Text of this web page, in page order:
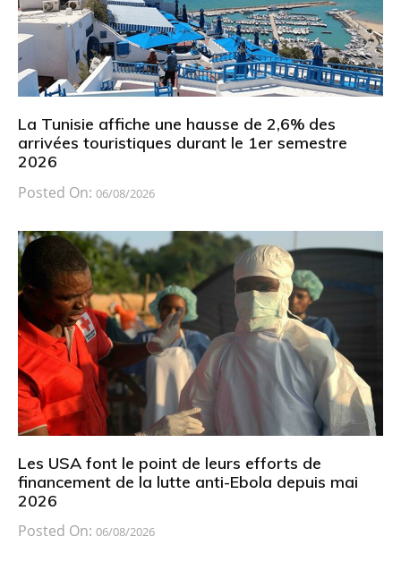
La Tunisie affiche une hausse de 2,6% des
arrivées touristiques durant le 1er semestre
2026
Posted On: 06/08/2026
Les USA font le point de leurs efforts de
financement de la lutte anti-Ebola depuis mai
2026
Posted On: 06/08/2026